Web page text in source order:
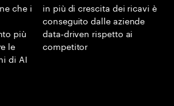
che i
più
le
di AI
in più di crescita dei ricavi è
conseguito dalle aziende
data‑driven rispetto ai
competitor